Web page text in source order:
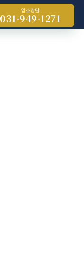
입소상담
031-949-1271